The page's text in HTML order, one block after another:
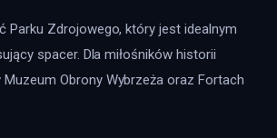
Parku Zdrojowego, który jest idealnym
spacer. Dla miłośników historii
Obrony Wybrzeża oraz Fortach